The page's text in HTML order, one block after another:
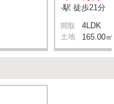
-駅 徒歩21分
間取 4LDK
土地 165.00㎡